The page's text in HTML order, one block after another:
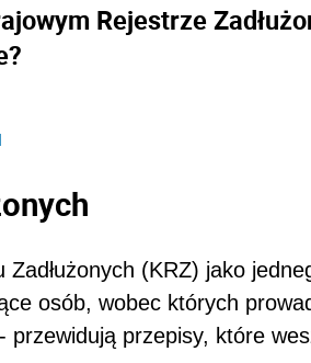
Rejestrze
(KRZ) jako
osób, wobec których
przewidują przepisy, które